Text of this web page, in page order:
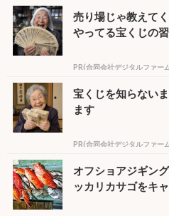
売り場じゃ教えて
やってる宝くじの
PR(合同会社デジタルファー
宝くじを知らない
ます
PR(合同会社デジタルファー
オフショアジギン
ッカリカサゴをキ